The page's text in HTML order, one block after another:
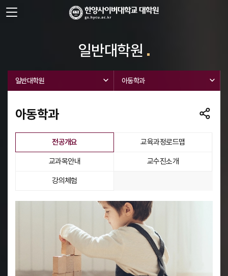
주메뉴 바로가기
본문 바로가기
사이트정보 바로가기
일반대학원
일반대학원 아동학과
아동학과
전공개요
선택됨
교육과정로드맵
교과목안내 교수진소개
강의체험